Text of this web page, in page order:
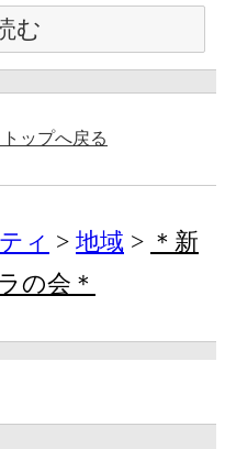
む
ップへ戻る
ィ 地域
＊新
の会＊